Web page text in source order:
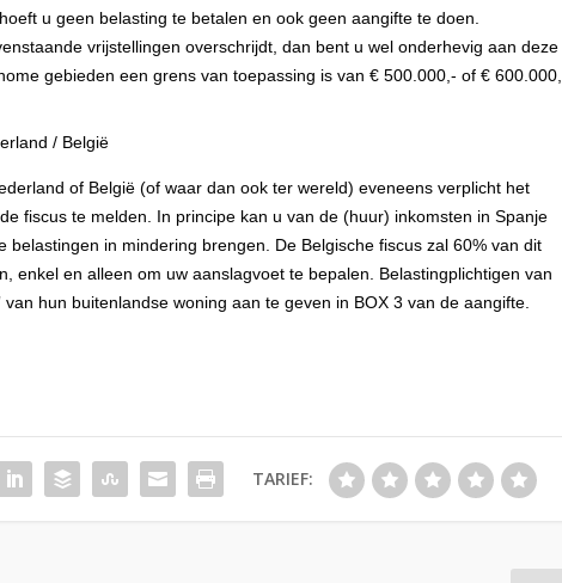
u geen belasting te betalen en ook geen aangifte te doen.
vrijstellingen overschrijdt, dan bent u wel onderhevig aan deze
gebieden een grens van toepassing is van € 500.000,- of €
/ België
of België (of waar dan ook ter wereld) eveneens verplicht het
fiscus te melden. In principe kan u van de (huur) inkomsten in Spanje
belastingen in mindering brengen. De Belgische fiscus zal 60% van dit
enkel en alleen om uw aanslagvoet te bepalen. Belastingplichtigen van
hun buitenlandse woning aan te geven in BOX 3 van de aangifte.
TARIEF: